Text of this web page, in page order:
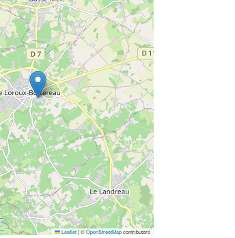
Leaflet |©OpenStreetMapcontributors